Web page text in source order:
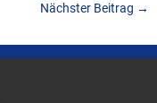
Nächster Beitrag →